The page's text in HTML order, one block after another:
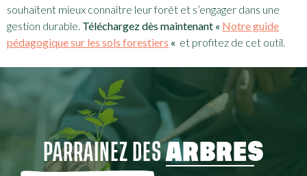
souhaitent mieux connaître leur forêt et s’engager dans une
gestion durable. Téléchargez dès maintenant « Notre guide
pédagogique sur les sols forestiers « et profitez de cet outil.
PARRAINEZ DESARBRES